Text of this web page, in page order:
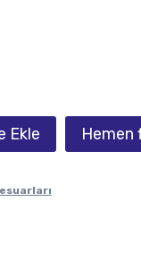
Ekle